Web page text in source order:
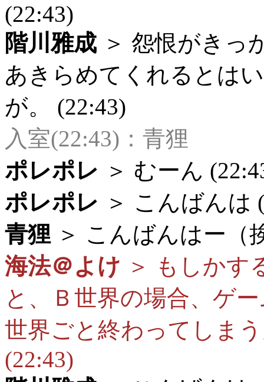
(22:43)
階川雅成 ＞ 怨恨がきっ
あきらめてくれるとは
が。 (22:43)
入室(22:43)：青狸
ポレポレ ＞ むーん
ポレポレ ＞ こんばんは
青狸＞ こんばんはー（
海法＠よけ ＞ もしかす
と、Ｂ世界の場合、ゲ
世界ごと終わってしま
(22:43)